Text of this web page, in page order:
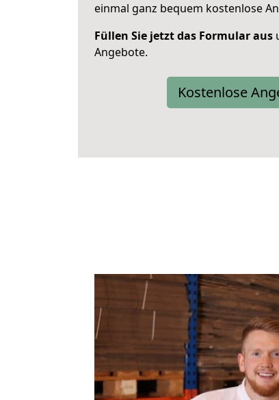
einmal ganz bequem kostenlose
Füllen Sie jetzt das Formular aus
Angebote.
Kostenlose